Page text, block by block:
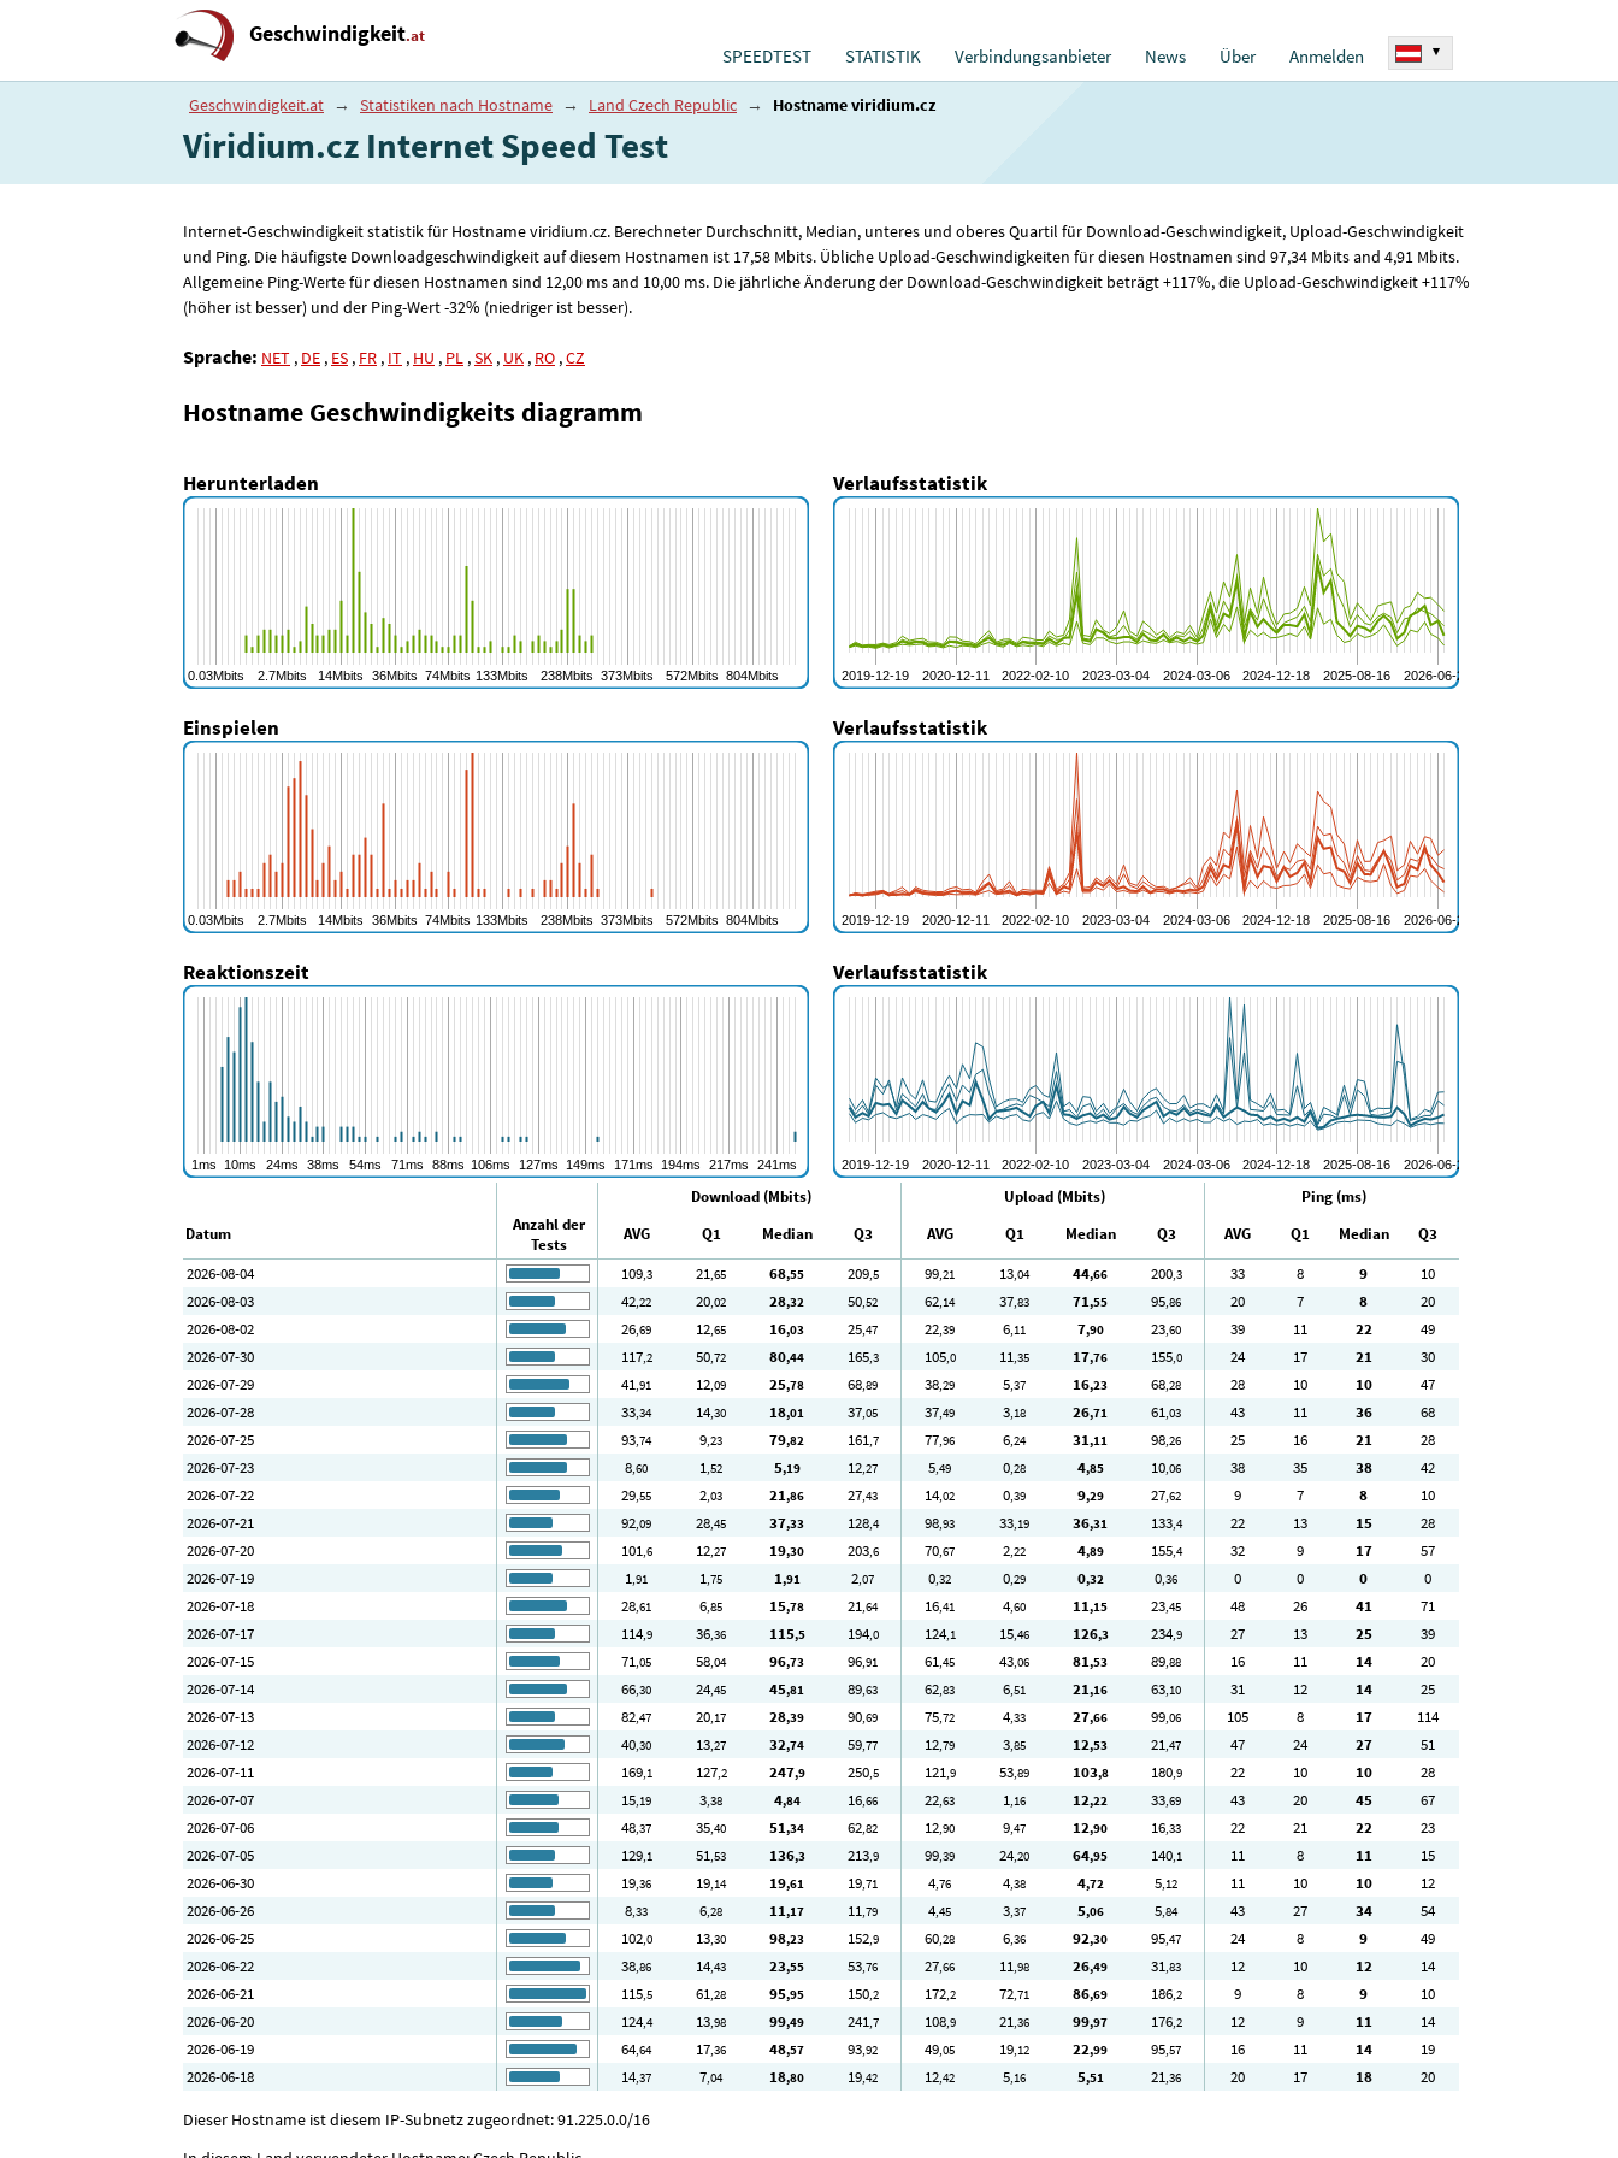
Geschwindigkeit.at
SPEEDTEST STATISTIK Verbindungsanbieter News Über Anmelden ▾
Geschwindigkeit.at → Statistiken nach Hostname → Land Czech Republic → Hostname viridium.cz
Viridium.cz Internet Speed ​​Test
Internet-Geschwindigkeit statistik für Hostname viridium.cz. Berechneter Durchschnitt, Median, unteres und oberes Quartil für Download-Geschwindigkeit, Upload-Geschwindigkeit
und Ping. Die häufigste Downloadgeschwindigkeit auf diesem Hostnamen ist 17,58 Mbits. Übliche Upload-Geschwindigkeiten für diesen Hostnamen sind 97,34 Mbits and 4,91 Mbits.
Allgemeine Ping-Werte für diesen Hostnamen sind 12,00 ms and 10,00 ms. Die jährliche Änderung der Download-Geschwindigkeit beträgt +117%, die Upload-Geschwindigkeit +117%
(höher ist besser) und der Ping-Wert -32% (niedriger ist besser).
Sprache: NET , DE , ES , FR , IT , HU , PL ,SK , UK , RO ,CZ
Hostname Geschwindigkeits diagramm
Herunterladen Verlaufsstatistik
Einspielen Verlaufsstatistik
Reaktionszeit Verlaufsstatistik
Download (Mbits) Upload (Mbits)
Ping (ms)
Datum
Anzahl der
Tests
AVG Q1 Median Q3 AVG Q1 Median Q3 AVG Q1 Median
Q3
2026-08-04
109,3 21,65 68,55 209,5 99,21 13,04 44,66 200,3 33 8 9
10
2026-08-03
42,22 20,02 28,32 50,52 62,14 37,83 71,55 95,86 20 7 8
20
2026-08-02
26,69 12,65 16,03 25,47 22,39 6,11 7,90 23,60 39 11 22
49
2026-07-30
117,2 50,72 80,44 165,3 105,0 11,35 17,76 155,0 24 17 21
30
2026-07-29
41,91 12,09 25,78 68,89 38,29 5,37 16,23 68,28 28 10 10
47
2026-07-28
33,34 14,30 18,01 37,05 37,49 3,18 26,71 61,03 43 11 36
68
2026-07-25
93,74 9,23 79,82 161,7 77,96 6,24 31,11 98,26 25 16 21
28
2026-07-23
8,60 1,52 5,19 12,27 5,49 0,28 4,85 10,06 38 35 38
42
2026-07-22
29,55 2,03 21,86 27,43 14,02 0,39 9,29 27,62 9 7 8
10
2026-07-21
92,09 28,45 37,33 128,4 98,93 33,19 36,31 133,4 22 13 15
28
2026-07-20
101,6 12,27 19,30 203,6 70,67 2,22 4,89 155,4 32 9 17
57
2026-07-19
1,91 1,75 1,91 2,07 0,32 0,29 0,32 0,36 0 0 0
0
2026-07-18
28,61 6,85 15,78 21,64 16,41 4,60 11,15 23,45 48 26 41
71
2026-07-17
114,9 36,36 115,5 194,0 124,1 15,46 126,3 234,9 27 13 25
39
2026-07-15
71,05 58,04 96,73 96,91 61,45 43,06 81,53 89,88 16 11 14
20
2026-07-14
66,30 24,45 45,81 89,63 62,83 6,51 21,16 63,10 31 12 14
25
2026-07-13
82,47 20,17 28,39 90,69 75,72 4,33 27,66 99,06 105 8 17
114
2026-07-12
40,30 13,27 32,74 59,77 12,79 3,85 12,53 21,47 47 24 27
51
2026-07-11
169,1 127,2 247,9 250,5 121,9 53,89 103,8 180,9 22 10 10
28
2026-07-07
15,19 3,38 4,84 16,66 22,63 1,16 12,22 33,69 43 20 45
67
2026-07-06
48,37 35,40 51,34 62,82 12,90 9,47 12,90 16,33 22 21 22
23
2026-07-05
129,1 51,53 136,3 213,9 99,39 24,20 64,95 140,1 11 8 11
15
2026-06-30
19,36 19,14 19,61 19,71 4,76 4,38 4,72 5,12 11 10 10
12
2026-06-26
8,33 6,28 11,17 11,79 4,45 3,37 5,06 5,84 43 27 34
54
2026-06-25
102,0 13,30 98,23 152,9 60,28 6,36 92,30 95,47 24 8 9
49
2026-06-22
38,86 14,43 23,55 53,76 27,66 11,98 26,49 31,83 12 10 12
14
2026-06-21
115,5 61,28 95,95 150,2 172,2 72,71 86,69 186,2 9 8 9
10
2026-06-20
124,4 13,98 99,49 241,7 108,9 21,36 99,97 176,2 12 9 11
14
2026-06-19
64,64 17,36 48,57 93,92 49,05 19,12 22,99 95,57 16 11 14
19
2026-06-18
14,37 7,04 18,80 19,42 12,42 5,16 5,51 21,36 20 17 18 20
Dieser Hostname ist diesem IP-Subnetz zugeordnet: 91.225.0.0/16